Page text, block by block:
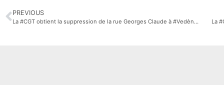
PREVIOUS
La #CGT obtient la suppression de la rue Georges Claude à #Vedène (Vaucluse) @GrandAvignon La